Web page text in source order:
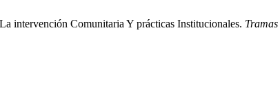
intervención Comunitaria Y prácticas Institucionales. Tramas